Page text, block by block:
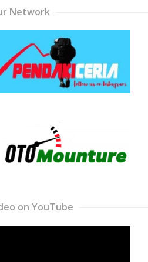
Network
on YouTube